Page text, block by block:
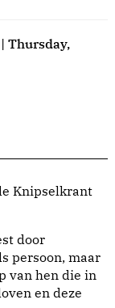
Thursday,
Knipselkrant
door
persoon, maar
van hen die in
en deze